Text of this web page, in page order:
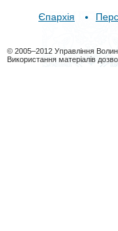
Єпархія
© 2005–2012 Управління
Використання матеріалів